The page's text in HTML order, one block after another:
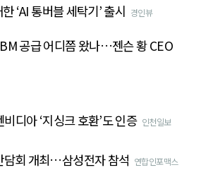
‘AI 통버블 세탁기’ 출시 경인뷰
공급 어디쯤 왔나…젠슨 황 CEO
디아 ‘지싱크 호환’도 인증 인천일보
담회 개최…삼성전자 참석 연합인포맥스